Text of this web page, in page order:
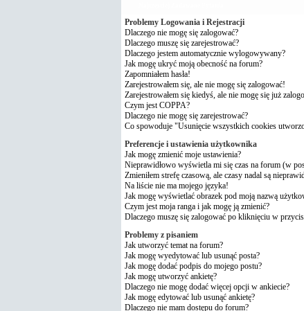
Problemy Logowania i Rejestracji
Dlaczego nie mogę się zalogować?
Dlaczego muszę się zarejestrować?
Dlaczego jestem automatycznie wylogowywany?
Jak mogę ukryć moją obecność na forum?
Zapomniałem hasła!
Zarejestrowałem się, ale nie mogę się zalogować!
Zarejestrowałem się kiedyś, ale nie mogę się już
Czym jest COPPA?
Dlaczego nie mogę się zarejestrować?
Co spowoduje "Usunięcie wszystkich cookies
Preferencje i ustawienia użytkownika
Jak mogę zmienić moje ustawienia?
Nieprawidłowo wyświetla mi się czas na forum (w
Zmieniłem strefę czasową, ale czasy nadal są
Na liście nie ma mojego języka!
Jak mogę wyświetlać obrazek pod moją nazwą
Czym jest moja ranga i jak mogę ją zmienić?
Dlaczego muszę się zalogować po kliknięciu w
Problemy z pisaniem
Jak utworzyć temat na forum?
Jak mogę wyedytować lub usunąć posta?
Jak mogę dodać podpis do mojego postu?
Jak mogę utworzyć ankietę?
Dlaczego nie mogę dodać więcej opcji w ankiecie?
Jak mogę edytować lub usunąć ankietę?
Dlaczego nie mam dostępu do forum?